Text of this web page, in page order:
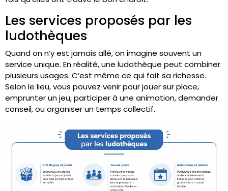
Les services proposés par les
ludothèques
Quand on n’y est jamais allé, on imagine souvent un
service unique. En réalité, une ludothèque peut combiner
plusieurs usages. C’est même ce qui fait sa richesse.
Selon le lieu, vous pouvez venir pour jouer sur place,
emprunter un jeu, participer à une animation, demander
conseil, ou organiser un temps collectif.